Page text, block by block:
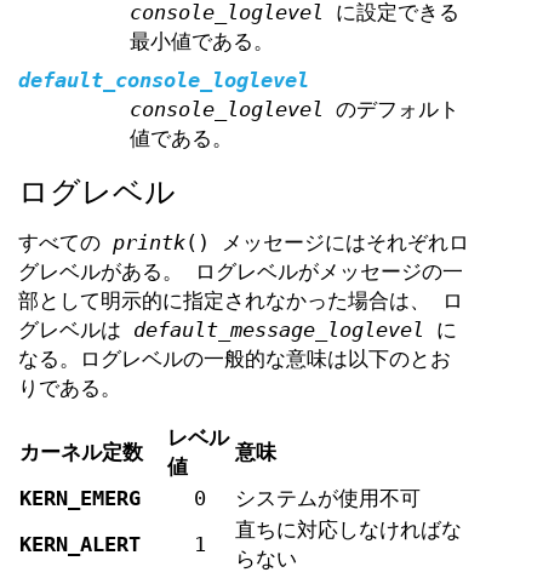
console_loglevel に設定できる
最小値である。
default_console_loglevel
console_loglevel のデフォルト
値である。
ログレベル
すべての printk() メッセージにはそれぞれロ
グレベルがある。 ログレベルがメッセージの一
部として明示的に指定されなかった場合は、 ロ
グレベルは default_message_loglevel
に
なる。ログレベルの一般的な意味は以下のとお
りである。
カーネル定数
レベル
値
意味
KERN_EMERG
0
システムが使用不可
KERN_ALERT
1
直ちに対応しなければな
らない